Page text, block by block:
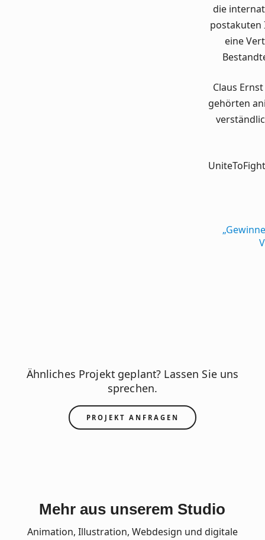
die
postakuten
eine
Claus
gehörten
Ähnliches Projekt geplant? Lassen Sie uns
sprechen.
PROJEKT ANFRAGEN
Mehr aus unserem Studio
Animation, Illustration, Webdesign und digitale